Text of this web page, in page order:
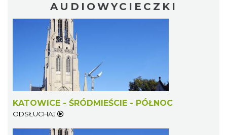
AUDIOWYCIECZKI
KATOWICE - ŚRÓDMIEŚCIE - PÓŁNOC
ODSŁUCHAJ